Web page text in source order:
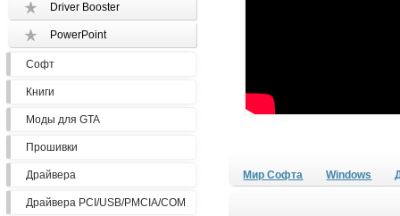
Driver Booster
PowerPoint
Софт
Книги
Моды для GTA
Прошивки
Драйвера
Драйвера PCI/USB/PMCIA/COM
Мир Софта Windows